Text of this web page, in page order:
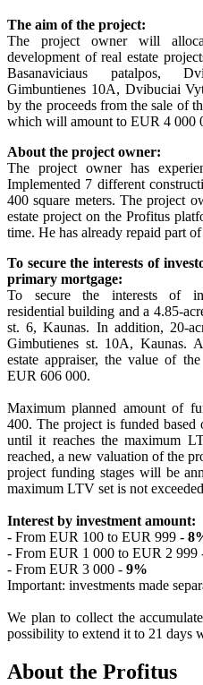
The aim of the project:
The project owner will
development of real estate
Basanaviciaus patalpos,
Gimbuntienes 10A, Dvibuciai
by the proceeds from the sale of
which will amount to EUR 4 000
About the project owner:
The project owner has
Implemented 7 different
400 square meters. The project
estate project on the Profitus
time. He has already repaid part
To secure the interests of
primary mortgage:
To secure the interests of
residential building and a 4.85-
st. 6, Kaunas. In addition, 20-
Gimbutienes st. 10A, Kaunas.
estate appraiser, the value of
EUR 606 000.
Maximum planned amount of
400. The project is funded based
until it reaches the maximum
reached, a new valuation of the
project funding stages will be
maximum LTV set is not
Interest by investment amount:
- From EUR 100 to EUR 999 -
- From EUR 1 000 to EUR 2 999
- From EUR 3 000 - 9%
Important: investments made
We plan to collect the
possibility to extend it to 21 days
About the Profitus